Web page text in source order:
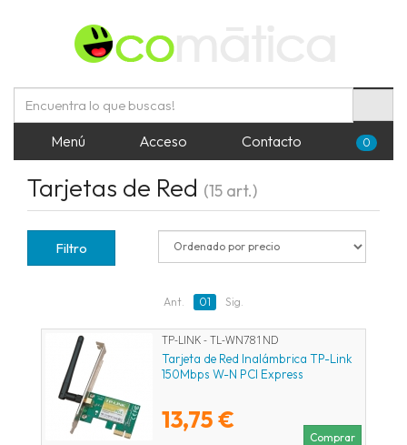
Menú Acceso Contacto 0
Tarjetas de Red (15 art.)
Filtro
Ant. 01 Sig.
TP-LINK - TL-WN781ND
Tarjeta de Red Inalámbrica TP-Link
150Mbps W-N PCI Express
13,75 €
Comprar